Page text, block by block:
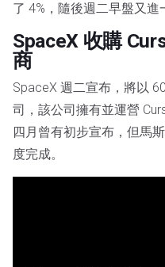
了 4%，隨後週二早盤又進
SpaceX 收購
商
SpaceX 週二宣布，將以
司，該公司擁有並運營
四月曾有初步宣布，但馬
度完成。